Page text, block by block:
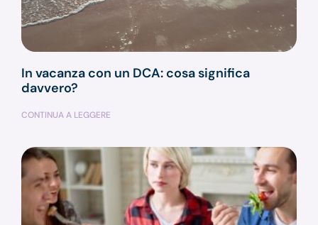
In vacanza con un DCA: cosa significa
davvero?
CONTINUA A LEGGERE